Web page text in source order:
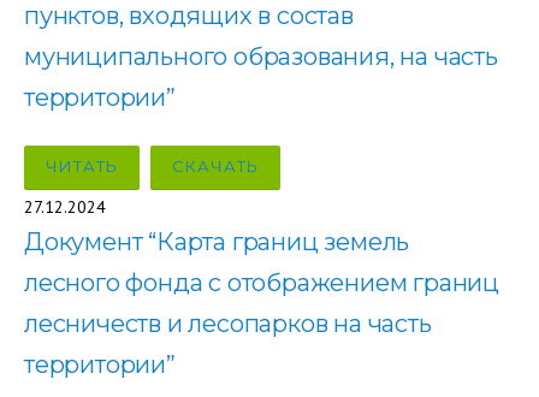
пунктов, входящих в состав
муниципального образования, на часть
территории”
ЧИТАТЬ СКАЧАТЬ
27.12.2024
Документ “Карта границ земель
лесного фонда с отображением границ
лесничеств и лесопарков на часть
территории”